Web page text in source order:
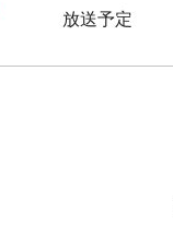
放送予定